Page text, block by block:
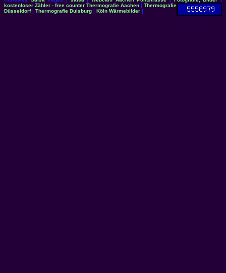
kostenloser Zähler - free counter Thermografie Aachen | Thermografie
Düsseldorf| Thermografie Duisburg | Köln Wärmebilder |